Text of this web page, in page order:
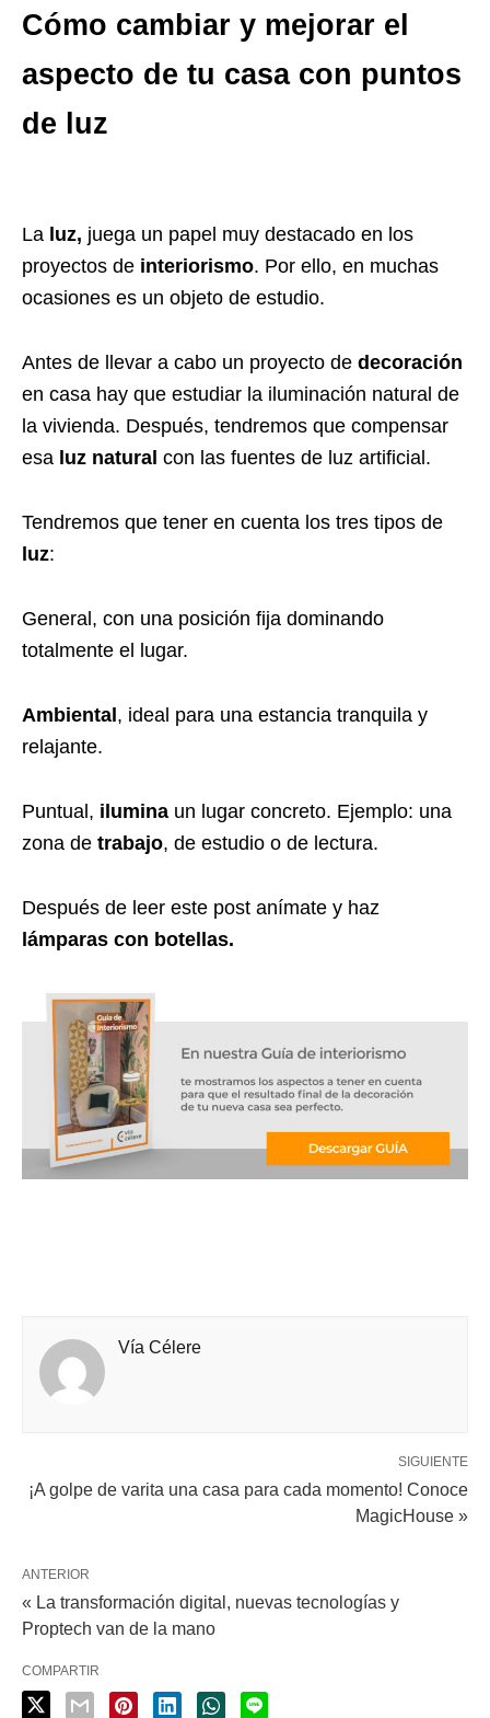
Cómo cambiar y mejorar el
aspecto de tu casa con puntos
de luz
La luz, juega un papel muy destacado en los
proyectos de interiorismo. Por ello, en muchas
ocasiones es un objeto de estudio.
Antes de llevar a cabo un proyecto de decoración
en casa hay que estudiar la iluminación natural de
la vivienda. Después, tendremos que compensar
esa luz natural con las fuentes de luz artificial.
Tendremos que tener en cuenta los tres tipos de
luz:
General, con una posición fija dominando
totalmente el lugar.
Ambiental, ideal para una estancia tranquila y
relajante.
Puntual, ilumina un lugar concreto. Ejemplo: una
zona de trabajo, de estudio o de lectura.
Después de leer este post anímate y haz
lámparas con botellas.
Vía Célere
SIGUIENTE
¡A golpe de varita una casa para cada momento! Conoce
MagicHouse »
ANTERIOR
« La transformación digital, nuevas tecnologías y
Proptech van de la mano
COMPARTIR